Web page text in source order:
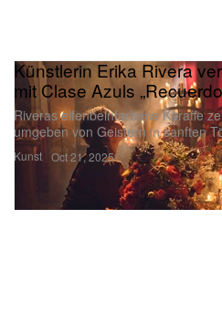
Kunst
Künstlerin Erika Rivera
mit Clase Azuls
Riveras elfenbeinfarbene Karaffe
umgeben von Geistern in sanften
Oct 21, 2025